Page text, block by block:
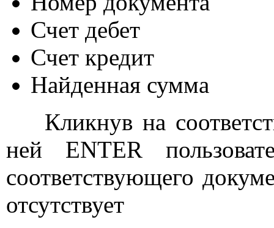
Счет дебет
Счет кредит
Найденная сумма
Кликнув на
ней ENTER
соответствующего
отсутствует